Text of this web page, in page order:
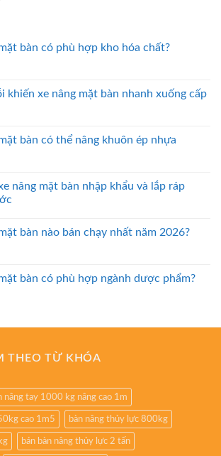
bàn có phù hợp kho hóa chất?
khiến xe nâng mặt bàn nhanh xuống cấp
bàn có thể nâng khuôn ép nhựa
nâng mặt bàn nhập khẩu và lắp ráp
bàn nào bán chạy nhất năm 2026?
bàn có phù hợp ngành dược phẩm?
THEO TỪ KHÓA
nâng tay 1000 kg nâng cao 1m
cao 1m5 bàn nâng thủy lực 800kg
bán bàn nâng thủy lực 2 tấn